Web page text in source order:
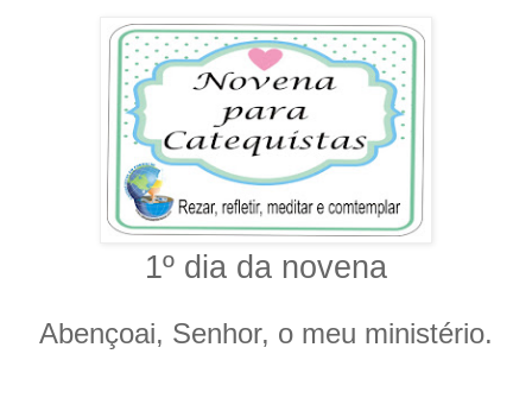
1º dia da novena
Abençoai, Senhor, o meu ministério.